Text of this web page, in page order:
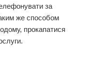
за
же способом
прокапатися